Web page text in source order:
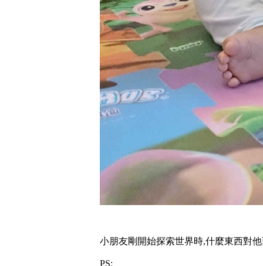
小朋友剛開始探索世界時,什麼東西對
PS: